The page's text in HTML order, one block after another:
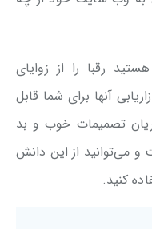
رقبا را از زوایای
آنها برای شما قابل
تصمیمات خوب و بد
و می‌توانید از این دانش
کنید.